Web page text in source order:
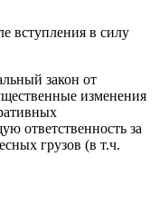
вступления в силу
закон от
изменения
ответственность за
грузов (в т.ч.